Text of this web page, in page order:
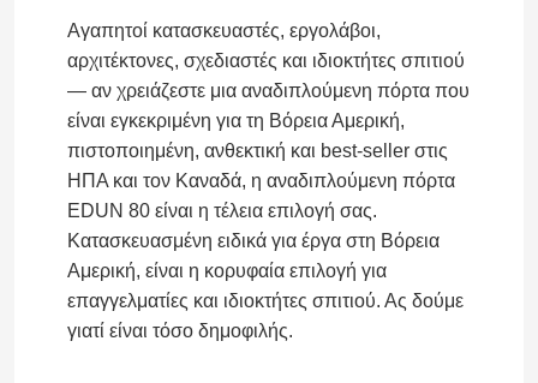
Αγαπητοί κατασκευαστές, εργολάβοι,
αρχιτέκτονες, σχεδιαστές και ιδιοκτήτες σπιτιού
— αν χρειάζεστε μια αναδιπλούμενη πόρτα που
είναι εγκεκριμένη για τη Βόρεια Αμερική,
πιστοποιημένη, ανθεκτική και best-seller στις
ΗΠΑ και τον Καναδά, η αναδιπλούμενη πόρτα
EDUN 80 είναι η τέλεια επιλογή σας.
Κατασκευασμένη ειδικά για έργα στη Βόρεια
Αμερική, είναι η κορυφαία επιλογή για
επαγγελματίες και ιδιοκτήτες σπιτιού. Ας δούμε
γιατί είναι τόσο δημοφιλής.